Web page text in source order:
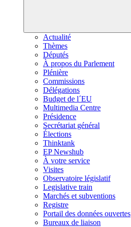
Actualité
Thèmes
Députés
À propos du Parlement
Plénière
Commissions
Délégations
Budget de l´EU
Multimedia Centre
Présidence
Secrétariat général
Élections
Thinktank
EP Newshub
À votre service
Visites
Observatoire législatif
Legislative train
Marchés et subventions
Registre
Portail des données ouvertes
Bureaux de liaison